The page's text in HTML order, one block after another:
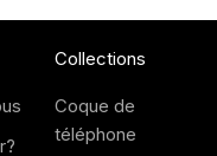
Collections
Coque de
téléphone